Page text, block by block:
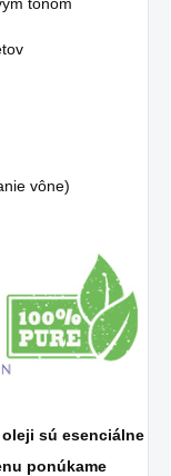
vône)
sú esenciálne
ponúkame